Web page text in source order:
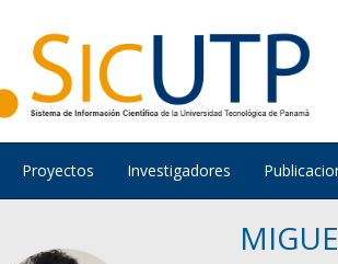
Proyectos Investigadores